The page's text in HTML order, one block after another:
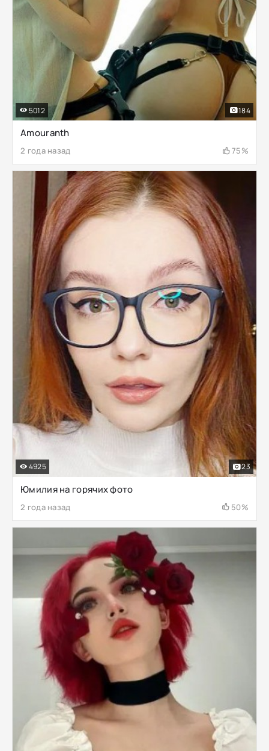
Amouranth
2 года назад 75%
5012 184
Юмилия на горячих фото
2 года назад 50%
4925 23